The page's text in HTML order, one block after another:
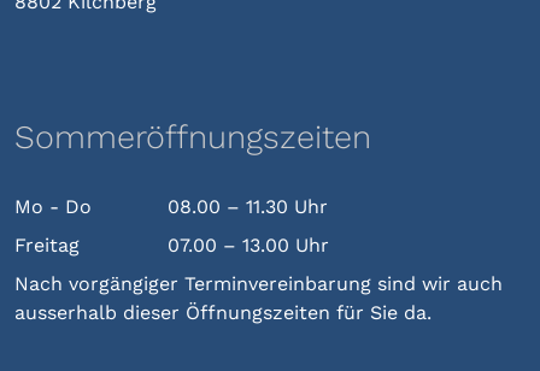
Sommeröffnungszeiten
Mo - Do
08.00 – 11.30 Uhr
Freitag
07.00 – 13.00 Uhr
Nach vorgängiger Terminvereinbarung sind wir auch
ausserhalb dieser Öffnungszeiten für Sie da.